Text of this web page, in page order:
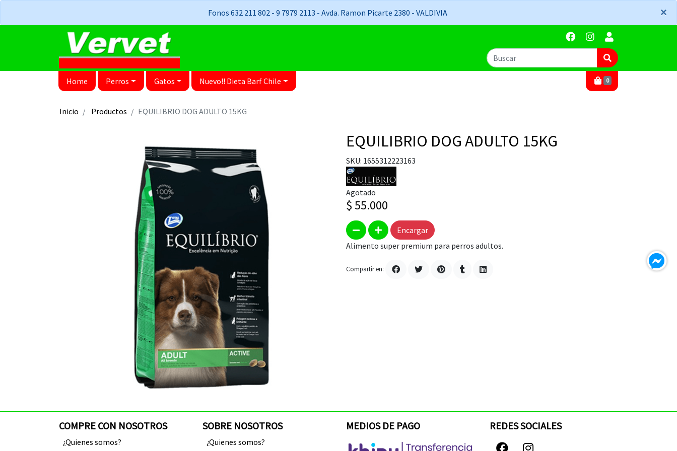
Fonos 632 211 802 - 9 7979 2113 - Avda. Ramon Picarte 2380 - VALDIVIA ×
×
Home Perros Gatos Nuevo!! Dieta Barf Chile 0
Inicio Productos EQUILIBRIO DOG ADULTO 15KG
EQUILIBRIO DOG ADULTO 15KG
SKU: 1655312223163
Agotado
$ 55.000
Encargar
Alimento super premium para perros adultos.
Compartir en:
COMPRE CON NOSOTROS
¿Quienes somos?
SOBRE NOSOTROS
¿Quienes somos?
MEDIOS DE PAGO REDES SOCIALES